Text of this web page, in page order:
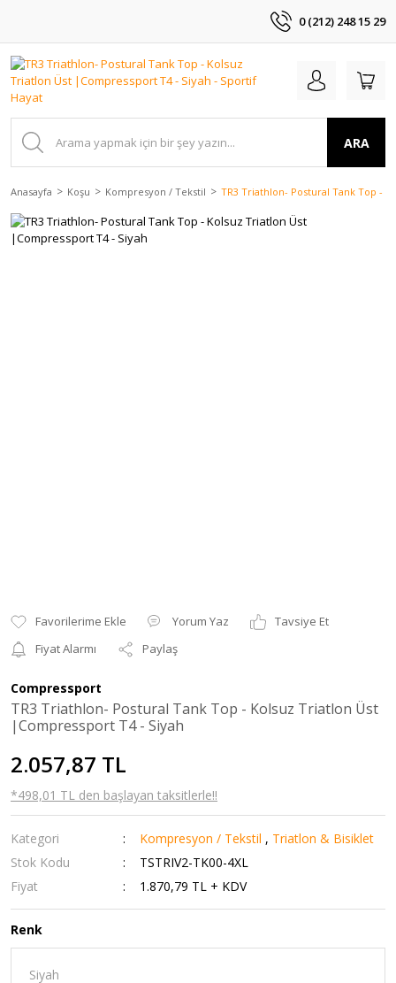
0 (212) 248 15 29
ARA
Anasayfa Koşu Kompresyon / Tekstil TR3 Triathlon- Postural Tank Top -
Yorum Yaz
Tavsiye Et
Fiyat Alarmı
Paylaş
Compressport
TR3 Triathlon- Postural Tank Top - Kolsuz Triatlon Üst
|Compressport T4 - Siyah
2.057,87 TL
*498,01 TL den başlayan taksitlerle!!
Kategori Kompresyon / Tekstil , Triatlon & Bisiklet
Stok Kodu
TSTRIV2-TK00-4XL
Fiyat
1.870,79 TL + KDV
Renk